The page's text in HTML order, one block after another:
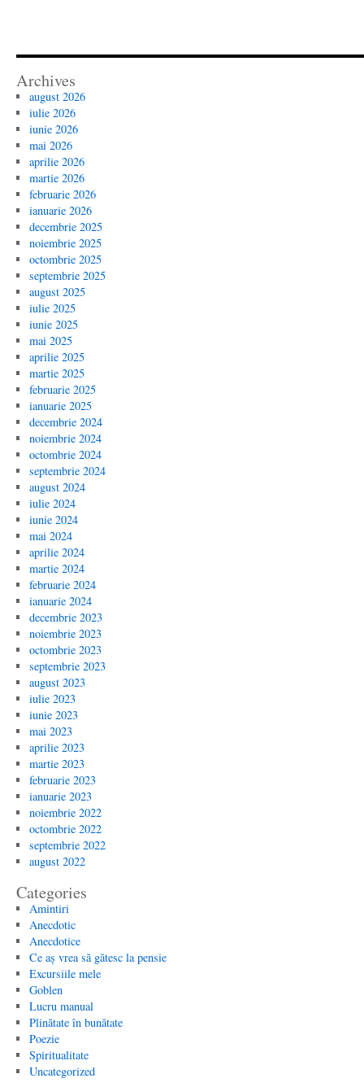
Archives
august 2026
iulie 2026
iunie 2026
mai 2026
aprilie 2026
martie 2026
februarie 2026
ianuarie 2026
decembrie 2025
noiembrie 2025
octombrie 2025
septembrie 2025
august 2025
iulie 2025
iunie 2025
mai 2025
aprilie 2025
martie 2025
februarie 2025
ianuarie 2025
decembrie 2024
noiembrie 2024
octombrie 2024
septembrie 2024
august 2024
iulie 2024
iunie 2024
mai 2024
aprilie 2024
martie 2024
februarie 2024
ianuarie 2024
decembrie 2023
noiembrie 2023
octombrie 2023
septembrie 2023
august 2023
iulie 2023
iunie 2023
mai 2023
aprilie 2023
martie 2023
februarie 2023
ianuarie 2023
noiembrie 2022
octombrie 2022
septembrie 2022
august 2022
Categories
Amintiri
Anecdotic
Anecdotice
Ce aș vrea să gătesc la pensie
Excursiile mele
Goblen
Lucru manual
Plinătate în bunătate
Poezie
Spiritualitate
Uncategorized